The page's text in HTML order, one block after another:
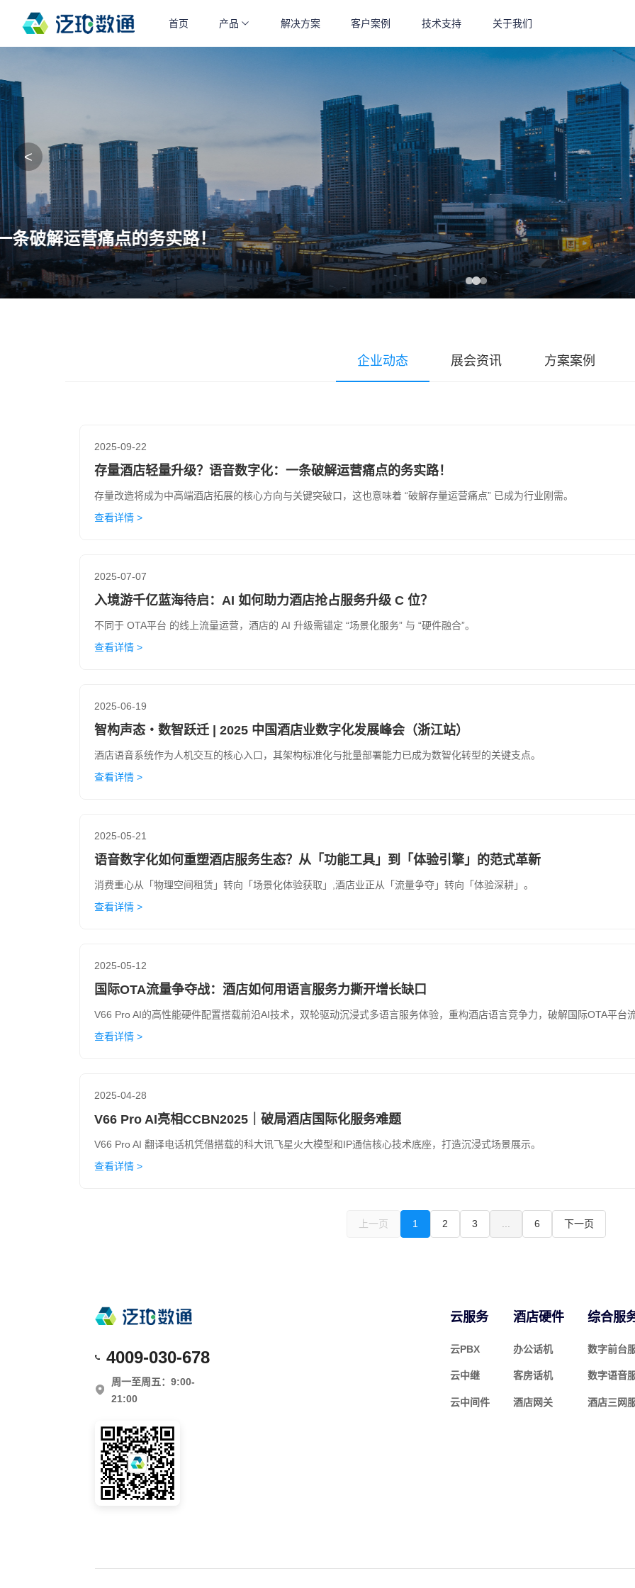
首页
产品 解决方案 客户案例 技术支持 关于我们
首页 产品 解决方案 客户案例 技术支持 关于我们
智构声态・数智跃迁 | 2025 中国酒店业数字化发展峰会（浙江站）
展会资讯 | 2025-06-19
<
企业动态 展会资讯 方案案例
2025-09-22
存量酒店轻量升级？语音数字化：一条破解运营痛点的务实路！
存量改造将成为中高端酒店拓展的核心方向与关键突破口，这也意味着 “破解存量运营痛点” 已成为行业刚需。
查看详情 >
2025-07-07
入境游千亿蓝海待启：AI 如何助力酒店抢占服务升级 C 位？
不同于 OTA平台 的线上流量运营，酒店的 AI 升级需锚定 “场景化服务” 与 “硬件融合”。
查看详情 >
2025-06-19
智构声态・数智跃迁 | 2025 中国酒店业数字化发展峰会（浙江站）
酒店语音系统作为人机交互的核心入口，其架构标准化与批量部署能力已成为数智化转型的关键支点。
查看详情 >
2025-05-21
语音数字化如何重塑酒店服务生态？从「功能工具」到「体验引擎」的范式革新
消费重心从「物理空间租赁」转向「场景化体验获取」,酒店业正从「流量争夺」转向「体验深耕」。
查看详情 >
2025-05-12
国际OTA流量争夺战：酒店如何用语言服务力撕开增长缺口
V66 Pro AI的高性能硬件配置搭载前沿AI技术，双轮驱动沉浸式多语言服务体验，重构酒店语言竞争力，破解国际OTA平台流
查看详情 >
2025-04-28
V66 Pro AI亮相CCBN2025｜破局酒店国际化服务难题
V66 Pro AI 翻译电话机凭借搭载的科大讯飞星火大模型和IP通信核心技术底座，打造沉浸式场景展示。
查看详情 >
上一页 1 2 3 6 下一页
4009‑030‑678
周一至周五：9:00-
21:00
云服务
云PBX
云中继
云中间件
酒店硬件
办公话机
客房话机
酒店网关
综合服
数字前台
数字语音
酒店三网